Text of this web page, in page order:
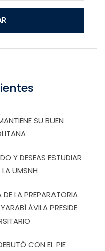
SU BUEN
Y DESEAS ESTUDIAR
UMSNH
LA PREPARATORIA
ÁVILA PRESIDE
CON EL PIE